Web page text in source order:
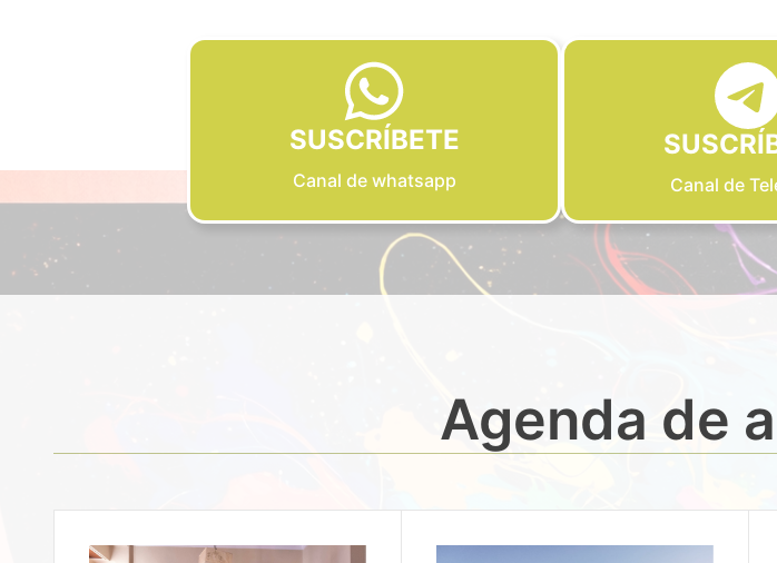
SUSCRÍBETE
Canal de whatsapp Canal de
Agenda de